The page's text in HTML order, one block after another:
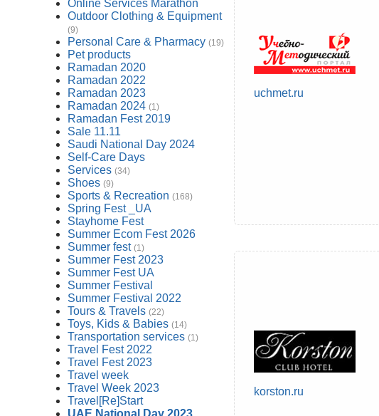
Online Services Marathon
Outdoor Clothing & Equipment
(9)
Personal Care & Pharmacy (19)
Pet products
Ramadan 2020
Ramadan 2022
Ramadan 2023
Ramadan 2024 (1)
Ramadan Fest 2019
Sale 11.11
Saudi National Day 2024
Self-Care Days
Services (34)
Shoes (9)
Sports & Recreation (168)
Spring Fest _UA
Stayhome Fest
Summer Ecom Fest 2026
Summer fest (1)
Summer Fest 2023
Summer Fest UA
Summer Festival
Summer Festival 2022
Tours & Travels (22)
Toys, Kids & Babies (14)
Transportation services (1)
Travel Fest 2022
Travel Fest 2023
Travel week
Travel Week 2023
Travel[Re]Start
UAE National Day 2023
uchmet.ru
korston.ru